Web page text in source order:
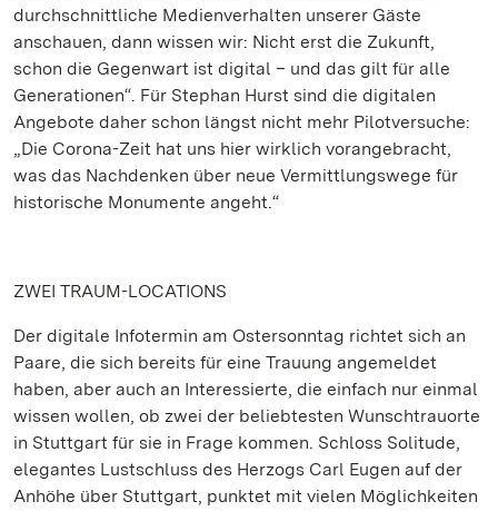
durchschnittliche Medienverhalten unserer Gäste
anschauen, dann wissen wir: Nicht erst die Zukunft,
schon die Gegenwart ist digital – und das gilt für alle
Generationen“. Für Stephan Hurst sind die digitalen
Angebote daher schon längst nicht mehr Pilotversuche:
„Die Corona-Zeit hat uns hier wirklich vorangebracht,
was das Nachdenken über neue Vermittlungswege für
historische Monumente angeht.“
ZWEI TRAUM-LOCATIONS
Der digitale Infotermin am Ostersonntag richtet sich an
Paare, die sich bereits für eine Trauung angemeldet
haben, aber auch an Interessierte, die einfach nur einmal
wissen wollen, ob zwei der beliebtesten Wunschtrauorte
in Stuttgart für sie in Frage kommen. Schloss Solitude,
elegantes Lustschluss des Herzogs Carl Eugen auf der
Anhöhe über Stuttgart, punktet mit vielen Möglichkeiten